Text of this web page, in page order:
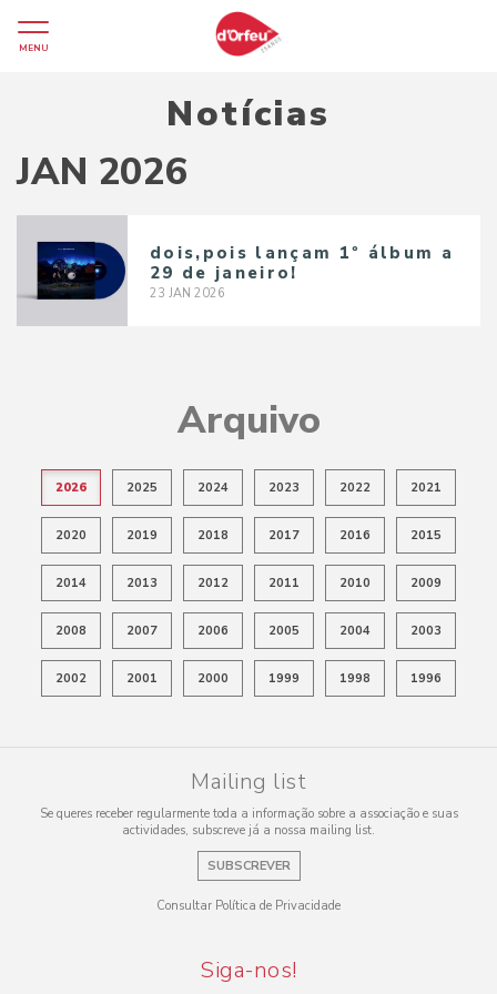
MENU
Notícias
JAN 2026
dois,pois lançam 1º álbum a
29 de janeiro!
23 JAN 2026
Arquivo
2026 2025 2024 2023 2022 2021
2020 2019 2018 2017 2016 2015
2014 2013 2012 2011 2010 2009
2008 2007 2006 2005 2004 2003
2002 2001 2000 1999 1998 1996
Mailing list
Se queres receber regularmente toda a informação sobre a associação e suas
actividades, subscreve já a nossa mailing list.
SUBSCREVER
Consultar Política de Privacidade
Siga-nos!